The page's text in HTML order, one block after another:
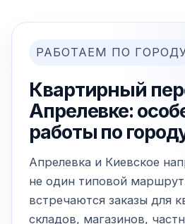
РАБОТАЕМ ПО
Квартирный
Апрелевке:
работы по
Апрелевка и Киевское
не один типовой
встречаются заказы для
складов, магазинов,